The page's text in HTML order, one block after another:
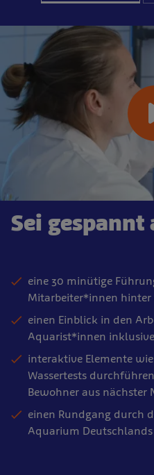
Sei gespannt
eine 30 minütige
Mitarbeiter*innen hinter
einen Einblick in den
Aquarist*innen
interaktive Elemente
Wassertests
Bewohner aus nächster
einen Rundgang durch
Aquarium Deutschlands